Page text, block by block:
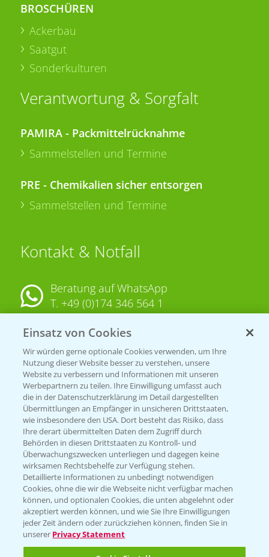
BROSCHÜREN
Ackerbau
Saatgut
Sonderkulturen
Verantwortung & Sorgfalt
PAMIRA - Packmittelrücknahme
Sammelstellen und Termine
PRE - Chemikalien sicher entsorgen
Sammelstellen und Termine
Kontakt & Notfall
Beratung auf WhatsApp
T. +49 (0)174 346 564 1
KONTAKT
Hilfe in Notfällen
T.+49 (0)214/30-20220
Folgen Sie uns
Einsatz von Cookies
Wir würden gerne optionale Cookies verwenden, um Ihre
Nutzung dieser Website besser zu verstehen, unsere
Website zu verbessern und Informationen mit unseren
Werbepartnern zu teilen. Ihre Einwilligung umfasst auch
die in der Datenschutzerklärung im Detail dargestellten
Übermittlungen an Empfänger in unsicheren Drittstaaten,
wie insbesondere den USA. Dort besteht das Risiko, dass
Ihre derart übermittelten Daten dem Zugriff durch
Behörden in diesen Drittstaaten zu Kontroll- und
Überwachungszwecken unterliegen und dagegen keine
wirksamen Rechtsbehelfe zur Verfügung stehen.
Detaillierte Informationen zu unbedingt notwendigen
Cookies, ohne die wir die Webseite nicht verfügbar machen
können, und optionalen Cookies, die unten abgelehnt oder
akzeptiert werden können, und wie Sie Ihre Einwilligungen
jeder Zeit ändern oder zurückziehen können, finden Sie in
unserer Privacy Statement